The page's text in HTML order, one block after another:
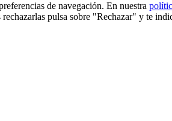
de navegación. En nuestra
pulsa sobre "Rechazar" y te